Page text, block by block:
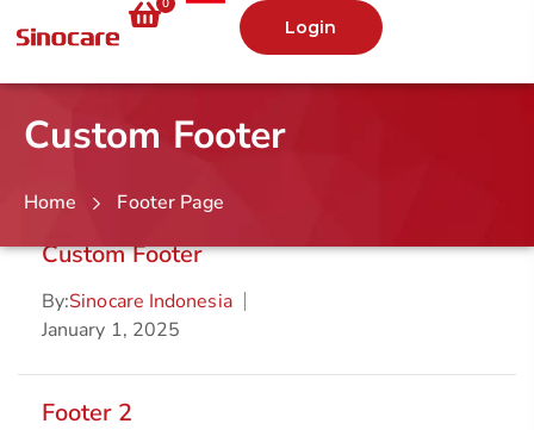
0
Login
Custom Footer
Home Footer Page
Custom Footer
By:Sinocare Indonesia
January 1, 2025
Footer 2